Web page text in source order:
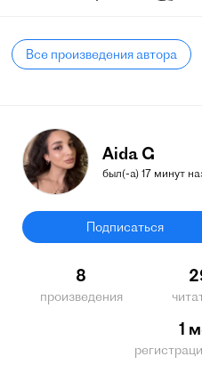
Все произведения автора
Aida G
был(-а) 17 минут
Подписаться
8
произведения
1